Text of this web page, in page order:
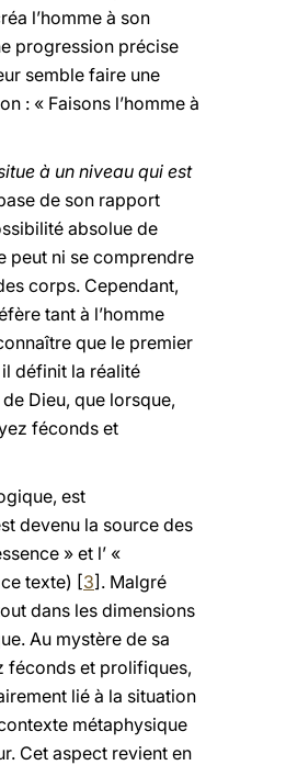
l’homme à son
progression précise
semble faire une
: « Faisons l’homme à
à un niveau qui est
de son rapport
absolue de
peut ni se comprendre
corps. Cependant,
tant à l’homme
que le premier
définit la réalité
Dieu, que lorsque,
féconds et
est
devenu la source des
» et l’ «
texte) [3]. Malgré
dans les dimensions
Au mystère de sa
féconds et prolifiques,
lié à la situation
métaphysique
Cet aspect revient en